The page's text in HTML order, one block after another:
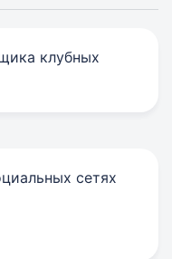
клубных
сетях